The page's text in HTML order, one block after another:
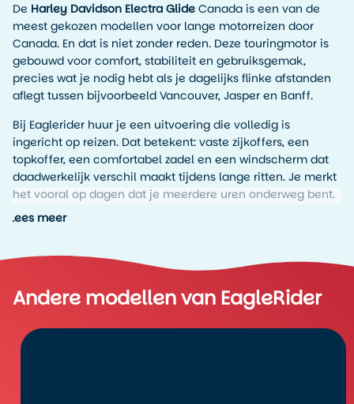
De Harley Davidson Electra Glide Canada is een van de
meest gekozen modellen voor lange motorreizen door
Canada. En dat is niet zonder reden. Deze touringmotor is
gebouwd voor comfort, stabiliteit en gebruiksgemak,
precies wat je nodig hebt als je dagelijks flinke afstanden
aflegt tussen bijvoorbeeld Vancouver, Jasper en Banff.
Bij Eaglerider huur je een uitvoering die volledig is
ingericht op reizen. Dat betekent: vaste zijkoffers, een
topkoffer, een comfortabel zadel en een windscherm dat
daadwerkelijk verschil maakt tijdens lange ritten. Je merkt
het vooral op dagen dat je meerdere uren onderweg bent.
Minder winddruk betekent simpelweg minder
Hoe rijdt de Harley Davidson Electra
Wat direct opvalt aan de Harley Davidson Electra Glide
Canada, is de stabiele wegligging. De motor ligt stevig op
de weg, ook bij hogere snelheden of wisselende
Lees meer
Andere modellen van EagleRider